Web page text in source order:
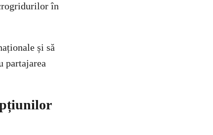
în
și să
partajarea